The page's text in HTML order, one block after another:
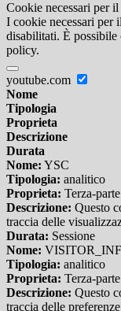
Cookie necessari per
I cookie necessari per
disabilitati. È possibile
policy.
youtube.com
Nome
Tipologia
Proprieta
Descrizione
Durata
Nome: YSC
Tipologia: analitico
Proprieta: Terza-parte
Descrizione: Questo
traccia delle
Durata: Sessione
Nome:
Tipologia: analitico
Proprieta: Terza-parte
Descrizione: Questo
traccia delle